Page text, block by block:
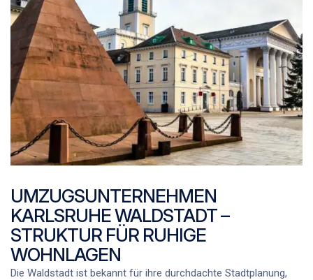
UMZUGSUNTERNEHMEN
KARLSRUHE WALDSTADT –
STRUKTUR FÜR RUHIGE
WOHNLAGEN
Die Waldstadt ist bekannt für ihre durchdachte Stadtplanung,